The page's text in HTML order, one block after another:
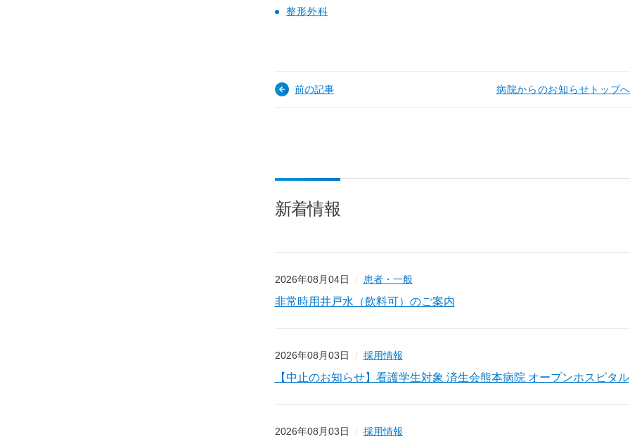
整形外科
前の記事 病院からのお知らせトップ
新着情報
2026年08月04日 患者・一般
非常時用井戸水（飲料可）のご案内
2026年08月03日 採用情報
【中止のお知らせ】看護学生対象 済生会熊本病院 オープンホスピタル
2026年08月03日 採用情報